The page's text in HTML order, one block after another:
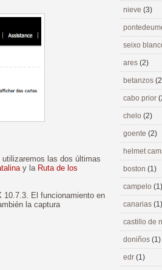
utilizaremos las dos últimas
y la Ruta de los
10.7.3. El funcionamiento en
la captura
nieve (3)
seixo
ares (2)
betanzos
cabo prior
chelo (2)
goente (2)
helmet
boston (1)
campelo (1)
canarias (1)
castillo de
doniños (1)
edr (1)